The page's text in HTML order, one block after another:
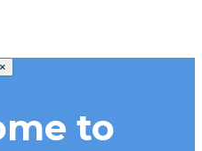
×
to